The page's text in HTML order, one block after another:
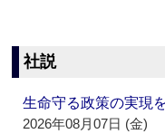
社説
生命守る政策の実現
2026年08月07日 (金)